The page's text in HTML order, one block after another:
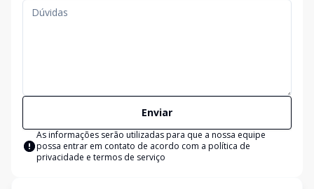
Enviar
As informações serão utilizadas para que a nossa equipe
possa entrar em contato de acordo com a política de
privacidade e termos de serviço